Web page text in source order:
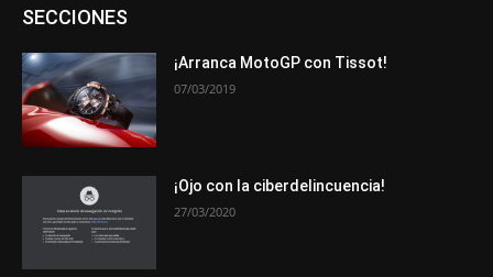
SECCIONESAsociaciones
Novedades
Opiniones Premios Secciones
¡Arranca MotoGP con Tissot!
07/03/2019
¡Ojo con la ciberdelincuencia!
27/03/2020